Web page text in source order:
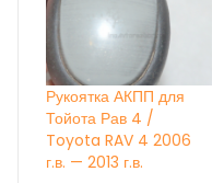
Рукоятка АКПП для
Тойота Рав 4 /
Toyota RAV 4 2006
г.в. — 2013 г.в.